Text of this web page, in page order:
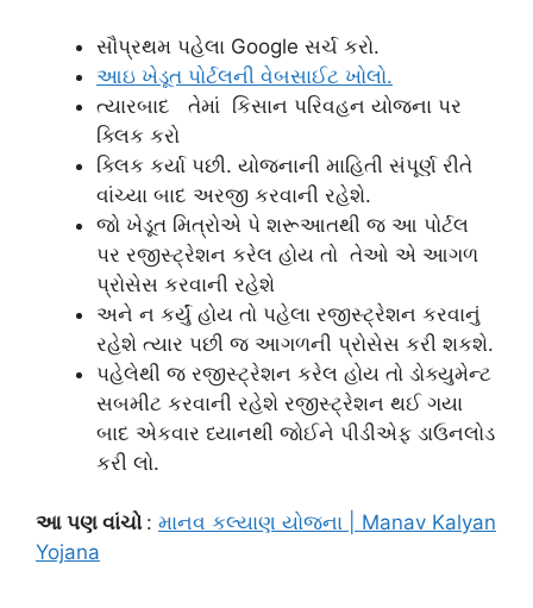
સૌપ્રથમ પહેલા Google સર્ચ કરો.
આઇ ખેડૂત પોર્ટલની વેબસાઈટ ખોલો.
ત્યારબાદ તેમાં કિસાન પરિવહન યોજના પર
ક્લિક કરો
ક્લિક કર્યા પછી. યોજનાની માહિતી સંપૂર્ણ રીતે
વાંચ્યા બાદ અરજી કરવાની રહેશે.
જો ખેડૂત મિત્રોએ પે શરૂઆતથી જ આ પોર્ટલ
પર રજીસ્ટ્રેશન કરેલ હોય તો તેઓ એ આગળ
પ્રોસેસ કરવાની રહેશે
અને ન કર્યું હોય તો પહેલા રજીસ્ટ્રેશન કરવાનું
રહેશે ત્યાર પછી જ આગળની પ્રોસેસ કરી શકશે.
પહેલેથી જ રજીસ્ટ્રેશન કરેલ હોય તો ડોક્યુમેન્ટ
સબમીટ કરવાની રહેશે રજીસ્ટ્રેશન થઈ ગયા
બાદ એકવાર ધ્યાનથી જોઈને પીડીએફ ડાઉનલોડ
કરી લો.
આ પણ વાંચો : માનવ કલ્યાણ યોજના | Manav Kalyan
Yojana